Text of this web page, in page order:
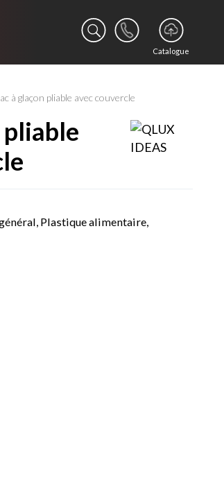
Catalogue
à glaçon pliable avec couvercle
, Plastique alimentaire,